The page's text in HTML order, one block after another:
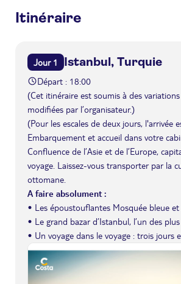
Itinéraire
Jour 1 Istanbul, Turquie
Départ : 18:00
(Cet itinéraire est soumis à des
modifiées par l’organisateur.)
(Pour les escales de deux jours, l'arrivée
Embarquement et accueil dans votre
Confluence de l’Asie et de l’Europe,
voyage. Laissez-vous transporter par la
ottomane.
A faire absolument :
• Les époustouflantes Mosquée bleue
• Le grand bazar d’Istanbul, l’un des
• Un voyage dans le voyage : trois jours